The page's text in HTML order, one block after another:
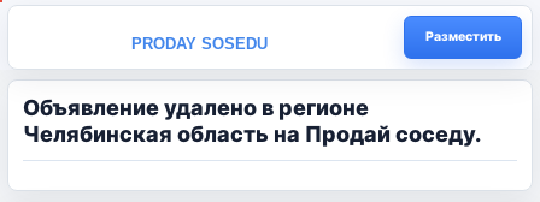
PRODAY SOSEDU Разместить
Объявление удалено в регионе
Челябинская область на Продай соседу.